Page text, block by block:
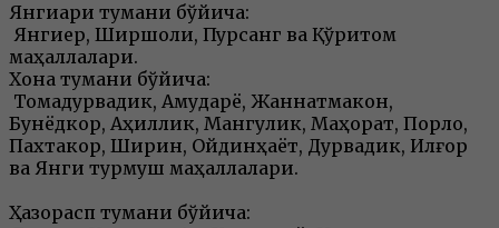
Янгиариқ тумани бўйича:
Янгиер, Ширшоли, Пурсанг ва Қўриқтом
маҳаллалари.
Хонқа тумани бўйича:
Томадурвадик, Амударё, Жаннатмакон,
Бунёдкор, Аҳиллик, Мангулик, Маҳорат, Порлоқ,
Пахтакор, Ширин, Ойдинҳаёт, Дурвадик, Илғор
ва Янги турмуш маҳаллалари.
Ҳазорасп тумани бўйича: